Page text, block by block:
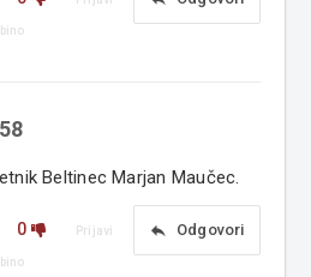
Beltinec Marjan Maučec.
0 reply Odgovori
Prijavi